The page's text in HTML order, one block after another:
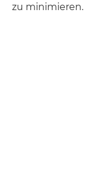
zu minimieren.